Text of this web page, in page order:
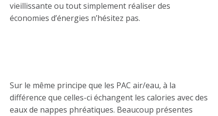
vieillissante ou tout simplement réaliser des
économies d’énergies n’hésitez pas.
Sur le même principe que les PAC air/eau, à la
différence que celles-ci échangent les calories avec des
eaux de nappes phréatiques. Beaucoup présentes